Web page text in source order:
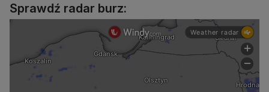
Sprawdź radar burz: